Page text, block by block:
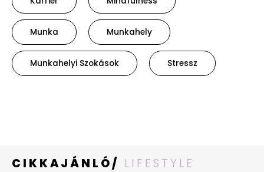
Munka Munkahely
Munkahelyi Szokások Stressz
CIKKAJÁNLÓ/ LIFESTYLE